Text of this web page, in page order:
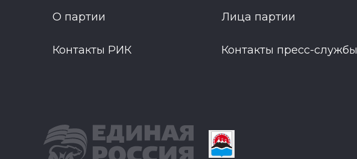
О партии Лица партии
Контакты РИК Контакты пресс-службы